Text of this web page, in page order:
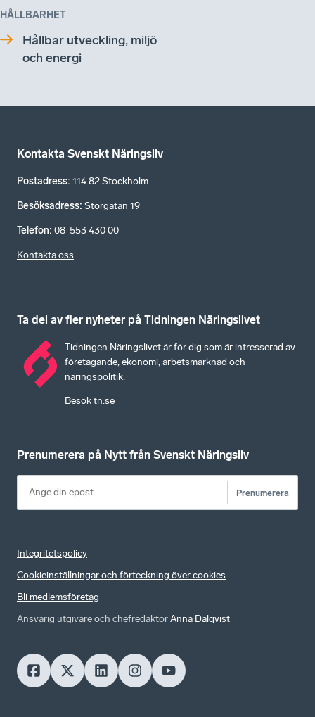
HÅLLBARHET
Hållbar utveckling, miljö
och energi
Kontakta Svenskt Näringsliv
Postadress: 114 82 Stockholm
Besöksadress: Storgatan 19
Telefon: 08-553 430 00
Kontakta oss
Ta del av fler nyheter på Tidningen Näringslivet
Tidningen Näringslivet är för dig som är intresserad av
företagande, ekonomi, arbetsmarknad och
näringspolitik.
Besök tn.se
Prenumerera på Nytt från Svenskt Näringsliv
Prenumerera
Integritetspolicy
Cookieinställningar och förteckning över cookies
Bli medlemsföretag
Ansvarig utgivare och chefredaktörAnna Dalqvist